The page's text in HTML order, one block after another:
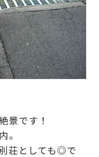
景です！
。
荘としても◎で